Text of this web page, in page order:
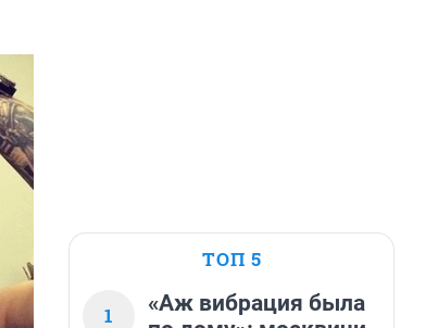
ТОП 5
1
«Аж вибрация была